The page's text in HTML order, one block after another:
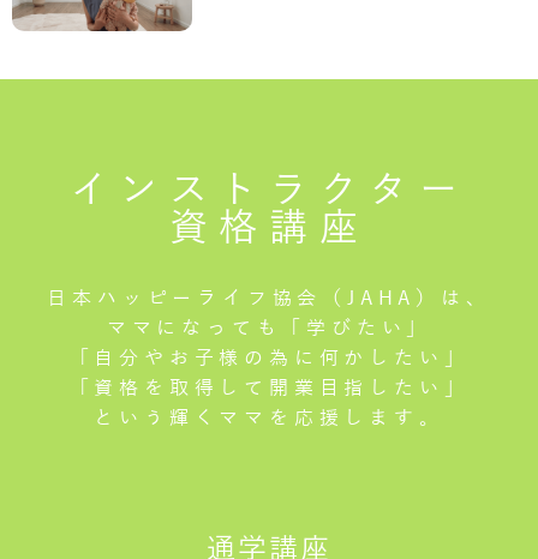
インストラクター
資格講座
日本ハッピーライフ協会（JAHA）は、
ママになっても「学びたい」
「自分やお子様の為に何かしたい」
「資格を取得して開業目指したい」
という輝くママを応援します。
通学講座